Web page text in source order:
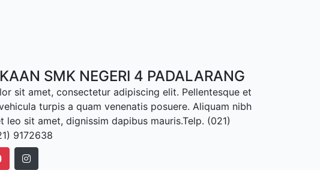
SMK NEGERI 4 PADALARANG
sit amet, consectetur adipiscing elit. Pellentesque et
turpis a quam venenatis posuere. Aliquam nibh
leo sit amet, dignissim dapibus mauris.Telp. (021)
9172638